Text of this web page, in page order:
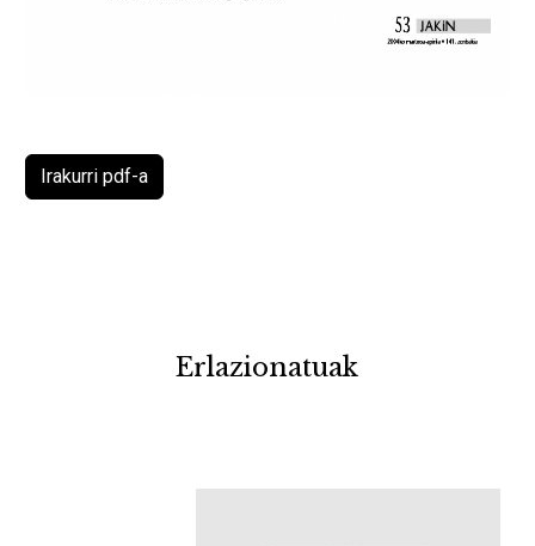
Irakurri pdf-a
Erlazionatuak